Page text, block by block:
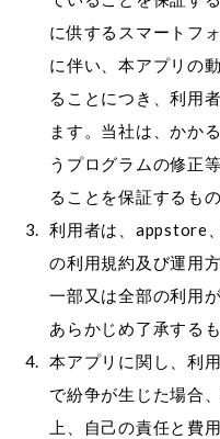
に供するスマートフ
に伴い、本アプリの
ることにつき、利用
ます。当社は、かか
うプログラムの修正
ることを保証するも
利用者は、appstore
の利用規約及び運用
一部又は全部の利用
あらかじめ了承する
本アプリに関し、利
で紛争が生じた場合
上、自己の責任と費